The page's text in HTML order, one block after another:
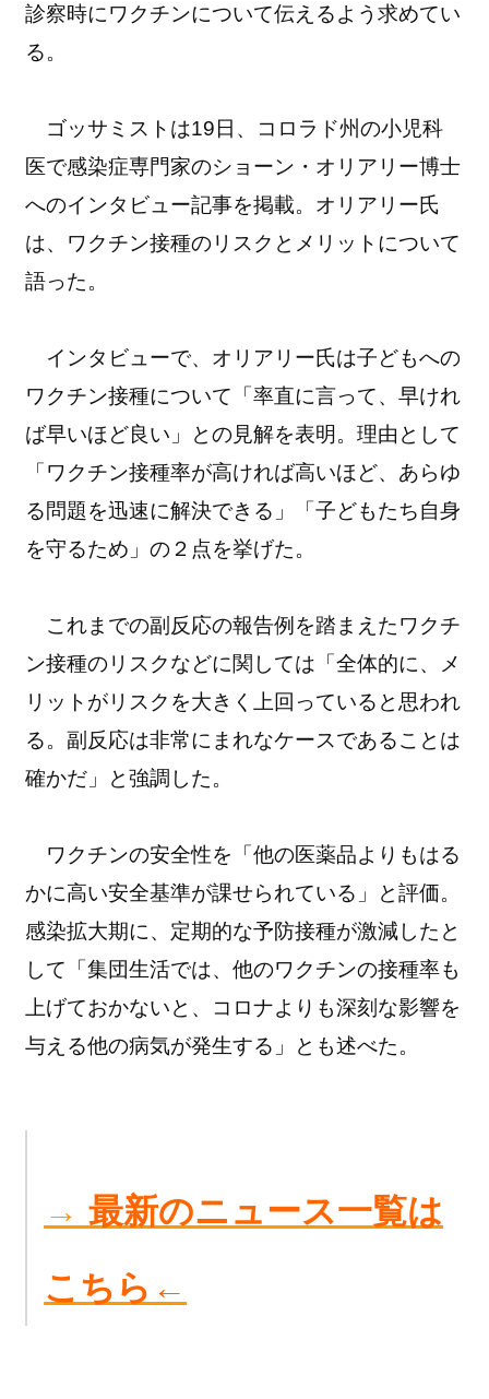
診察時にワクチンについて伝えるよう求めてい
る。
ゴッサミストは19日、コロラド州の小児科
医で感染症専門家のショーン・オリアリー博士
へのインタビュー記事を掲載。オリアリー氏
は、ワクチン接種のリスクとメリットについて
語った。
インタビューで、オリアリー氏は子どもへの
ワクチン接種について「率直に言って、早けれ
ば早いほど良い」との見解を表明。理由として
「ワクチン接種率が高ければ高いほど、あらゆ
る問題を迅速に解決できる」「子どもたち自身
を守るため」の２点を挙げた。
これまでの副反応の報告例を踏まえたワクチ
ン接種のリスクなどに関しては「全体的に、メ
リットがリスクを大きく上回っていると思われ
る。副反応は非常にまれなケースであることは
確かだ」と強調した。
ワクチンの安全性を「他の医薬品よりもはる
かに高い安全基準が課せられている」と評価。
感染拡大期に、定期的な予防接種が激減したと
して「集団生活では、他のワクチンの接種率も
上げておかないと、コロナよりも深刻な影響を
与える他の病気が発生する」とも述べた。
→最新のニュース一覧は
こちら←